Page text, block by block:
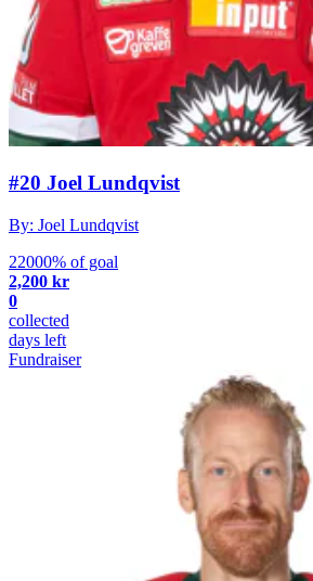
#20 Joel Lundqvist
By: Joel Lundqvist
22000% of goal
2,200 kr
0
collected
days left
Fundraiser